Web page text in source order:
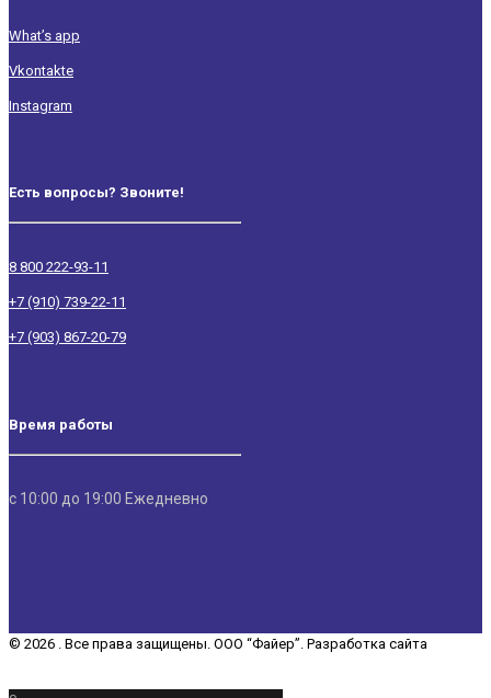
What’s app
Vkontakte
Instagram
Есть вопросы? Звоните!
8 800 222-93-11
+7 (910) 739-22-11
+7 (903) 867-20-79
Время работы
с 10:00 до 19:00 Ежедневно
© 2026 . Все права защищены. ООО “Файер”. Разработка сайта